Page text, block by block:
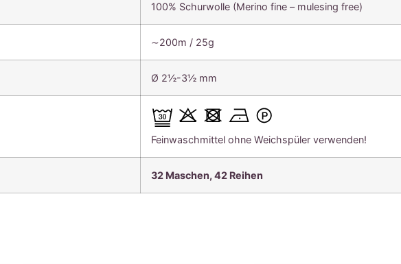
100% Schurwolle (Merino fine – mulesing free)
∼200m / 25g
Ø 2½-3½ mm
Feinwaschmittel ohne Weichspüler verwenden!
32 Maschen, 42 Reihen